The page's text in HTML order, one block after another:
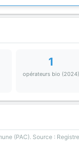
1
opérateurs bio (2024)
(PAC). Source :